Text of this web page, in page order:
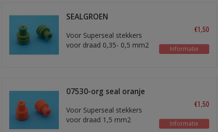
SEALGROEN
Voor Superseal stekkers
voor draad 0,35- 0,5 mm2
€1,50
Informatie
07530-org seal oranje
Voor Superseal stekkers
voor draad 1,5 mm2
€1,50
Informatie